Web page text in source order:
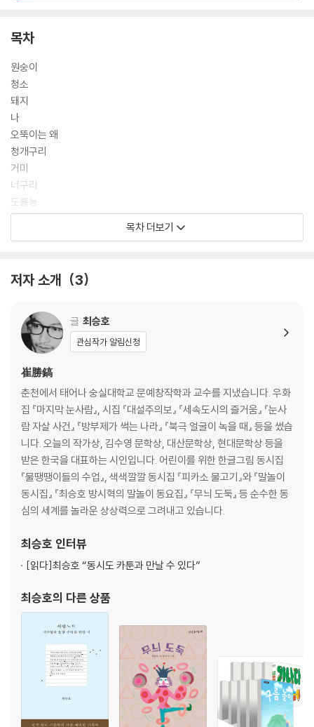
목차
원숭이
청소
돼지
나
오뚝이는 왜
청개구리
거미
너구리
도룡뇽
가오리연
구멍 없는 피리
그네
스컹크
다리
보리
소쩍새
코뿔소
악보
목차 더보기
저자 소개 3
글 최승호
관심작가 알림신청
崔勝鎬
춘천에서 태어나 숭실대학교 문예창작학과 교수를 지냈습니다. 우화
집 『마지막 눈사람』, 시집 『대설주의보』 『세속도시의 즐거움』 『눈사
람 자살 사건』 『방부제가 썩는 나라』 『북극 얼굴이 녹을 때』 등을 썼습
니다. 오늘의 작가상, 김수영 문학상, 대산문학상, 현대문학상 등을
받은 한국을 대표하는 시인입니다. 어린이를 위한 한글그림 동시집
『물땡땡이들의 수업』, 색색깔깔 동시집 『피카소 물고기』와 『말놀이
동시집』 『최승호 방시혁의 말놀이 동요집』 『무늬 도둑』 등 순수한 동
심의 세계를 놀라운 상상력으로 그려내고 있습니다.
최승호 인터뷰
[읽다]최승호 “동시도 카툰과 만날 수 있다”
최승호의 다른 상품